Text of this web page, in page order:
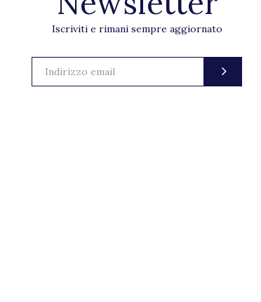
Iscriviti e rimani sempre aggiornato